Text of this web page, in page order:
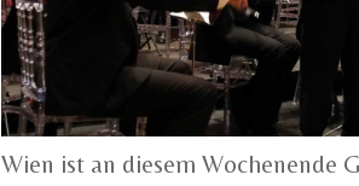
Wien ist an diesem Wochenende